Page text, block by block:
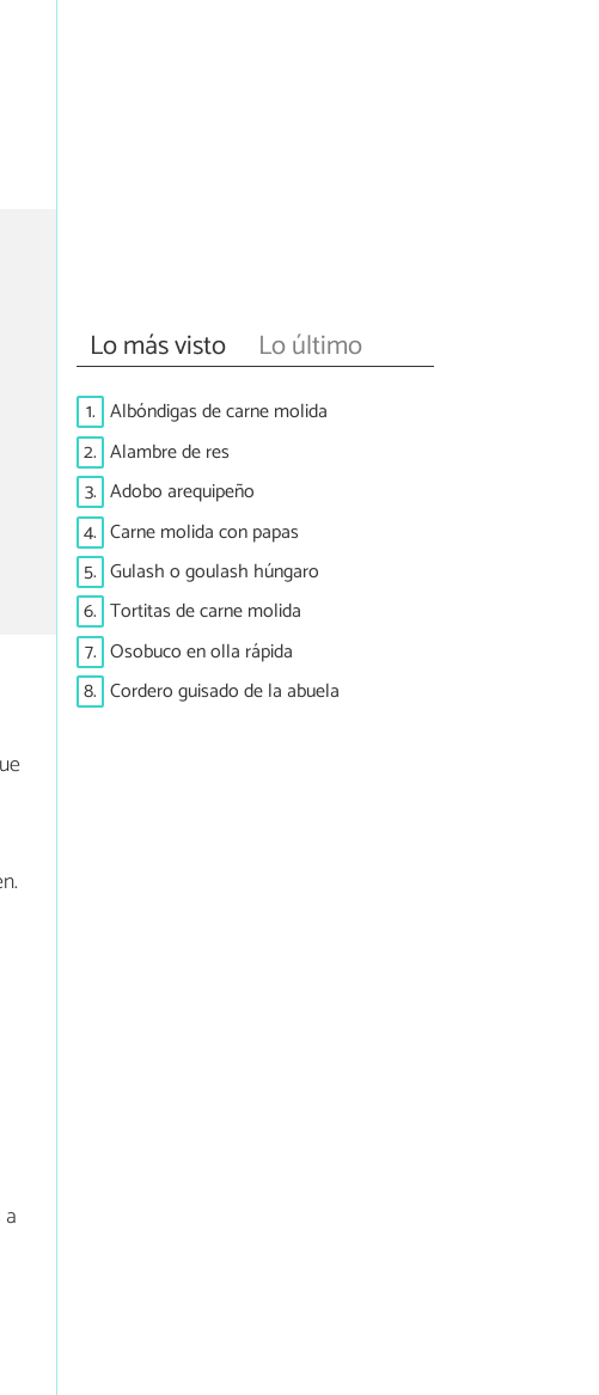
Lo más visto Lo último
1. Albóndigas de carne molida
2. Alambre de res
3. Adobo arequipeño
4. Carne molida con papas
5. Gulash o goulash húngaro
6. Tortitas de carne molida
7. Osobuco en olla rápida
8. Cordero guisado de la abuela